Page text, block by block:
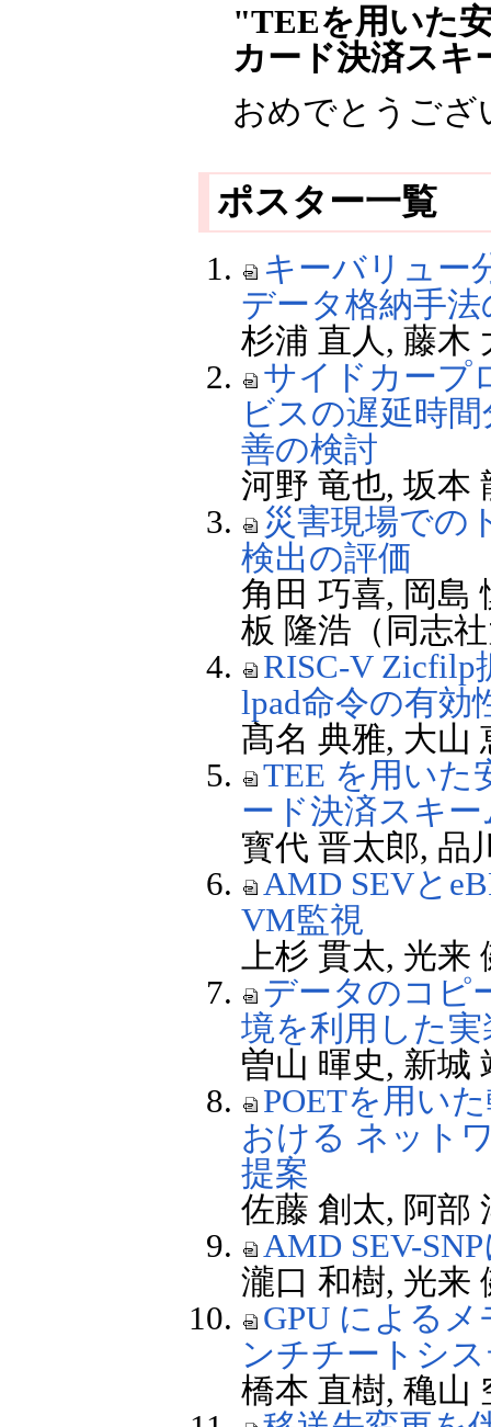
"TEEを用いた
カード決済スキ
おめでとうござ
ポスター一覧
キーバリュー
データ格納手法
杉浦 直人, 藤木
サイドカープ
ビスの遅延時
善の検討
河野 竜也, 坂本
災害現場での
検出の評価
角田 巧喜, 岡島
板 隆浩（同志
RISC-V
lpad命令の有効
髙名 典雅, 大山
TEE を用いた
ード決済スキ
寳代 晋太郎, 品
AMD SEVと
VM監視
上杉 貫太, 光来
データのコピ
境を利用した
曽山 暉史, 新城
POETを用い
おける ネット
提案
佐藤 創太, 阿部
AMD SEV-
瀧口 和樹, 光来
GPU による
ンチチートシ
橋本 直樹, 穐山